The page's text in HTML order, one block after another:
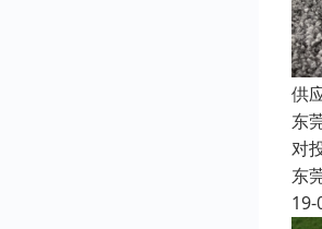
供
东
对
东
19-